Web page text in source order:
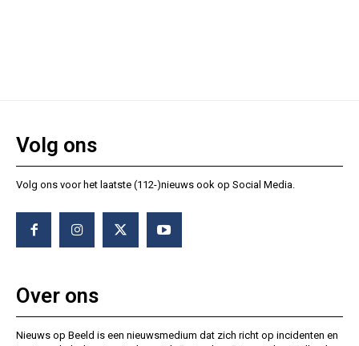
Volg ons
Volg ons voor het laatste (112-)nieuws ook op Social Media.
Over ons
Nieuws op Beeld is een nieuwsmedium dat zich richt op incidenten en